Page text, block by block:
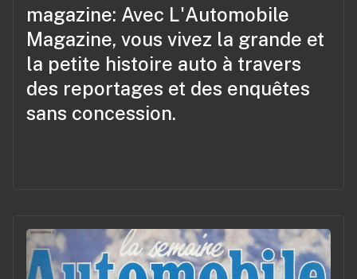
magazine: Avec L'Automobile
Magazine, vous vivez la grande et
la petite histoire auto à travers
des reportages et des enquêtes
sans concession.